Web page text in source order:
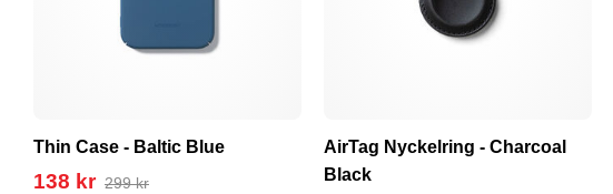
Thin Case - Baltic Blue
138 kr 299 kr
AirTag Nyckelring - Charcoal
Black